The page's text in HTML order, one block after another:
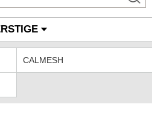
CALMESH